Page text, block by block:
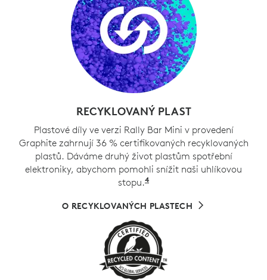
RECYKLOVANÝ PLAST
Plastové díly ve verzi Rally Bar Mini v provedení
Graphite zahrnují 36 % certifikovaných recyklovaných
plastů. Dáváme druhý život plastům spotřební
elektroniky, abychom pomohli snížit naši uhlíkovou
stopu.4Kromě kabelů, PWA a
O RECYKLOVANÝCH PLASTECH